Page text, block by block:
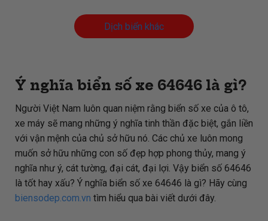
Dịch biển khác
Ý nghĩa biển số xe 64646 là gì?
Người Việt Nam luôn quan niệm rằng biển số xe của ô tô,
xe máy sẽ mang những ý nghĩa tinh thần đặc biệt, gắn liền
với vận mệnh của chủ sở hữu nó. Các chủ xe luôn mong
muốn sở hữu những con số đẹp hợp phong thủy, mang ý
nghĩa như ý, cát tường, đại cát, đại lợi. Vậy biển số 64646
là tốt hay xấu? Ý nghĩa biển số xe 64646 là gì? Hãy cùng
biensodep.com.vn tìm hiểu qua bài viết dưới đây.